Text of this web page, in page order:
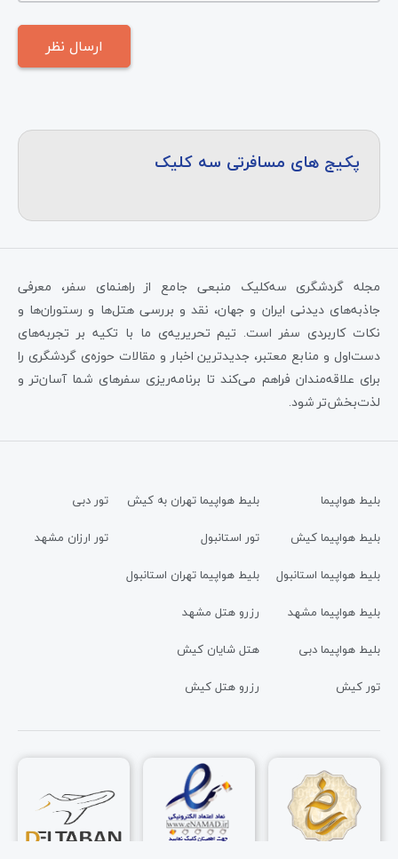
پکیج های مسافرتی سه کلیک
مجله گردشگری سه‌کلیک منبعی جامع از راهنمای سفر، معرفی
جاذبه‌های دیدنی ایران و جهان، نقد و بررسی هتل‌ها و رستوران‌ها و
نکات کاربردی سفر است. تیم تحریریه‌ی ما با تکیه بر تجربه‌های
دست‌اول و منابع معتبر، جدیدترین اخبار و مقالات حوزه‌ی گردشگری را
برای علاقه‌مندان فراهم می‌کند تا برنامه‌ریزی سفرهای شما آسان‌تر و
لذت‌بخش‌تر شود.
بلیط هواپیما
بلیط هواپیما کیش
بلیط هواپیما استانبول
بلیط هواپیما مشهد
بلیط هواپیما دبی
تور کیش
بلیط هواپیما تهران به کیش
تور استانبول
بلیط هواپیما تهران استانبول
رزرو هتل مشهد
هتل شایان کیش
رزرو هتل کیش
تور دبی
تور ارزان مشهد